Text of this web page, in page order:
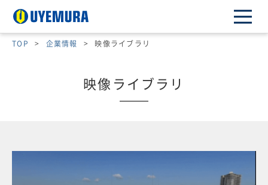
TOP > 企業情報 > 映像ライブラリ
映像ライブラリ